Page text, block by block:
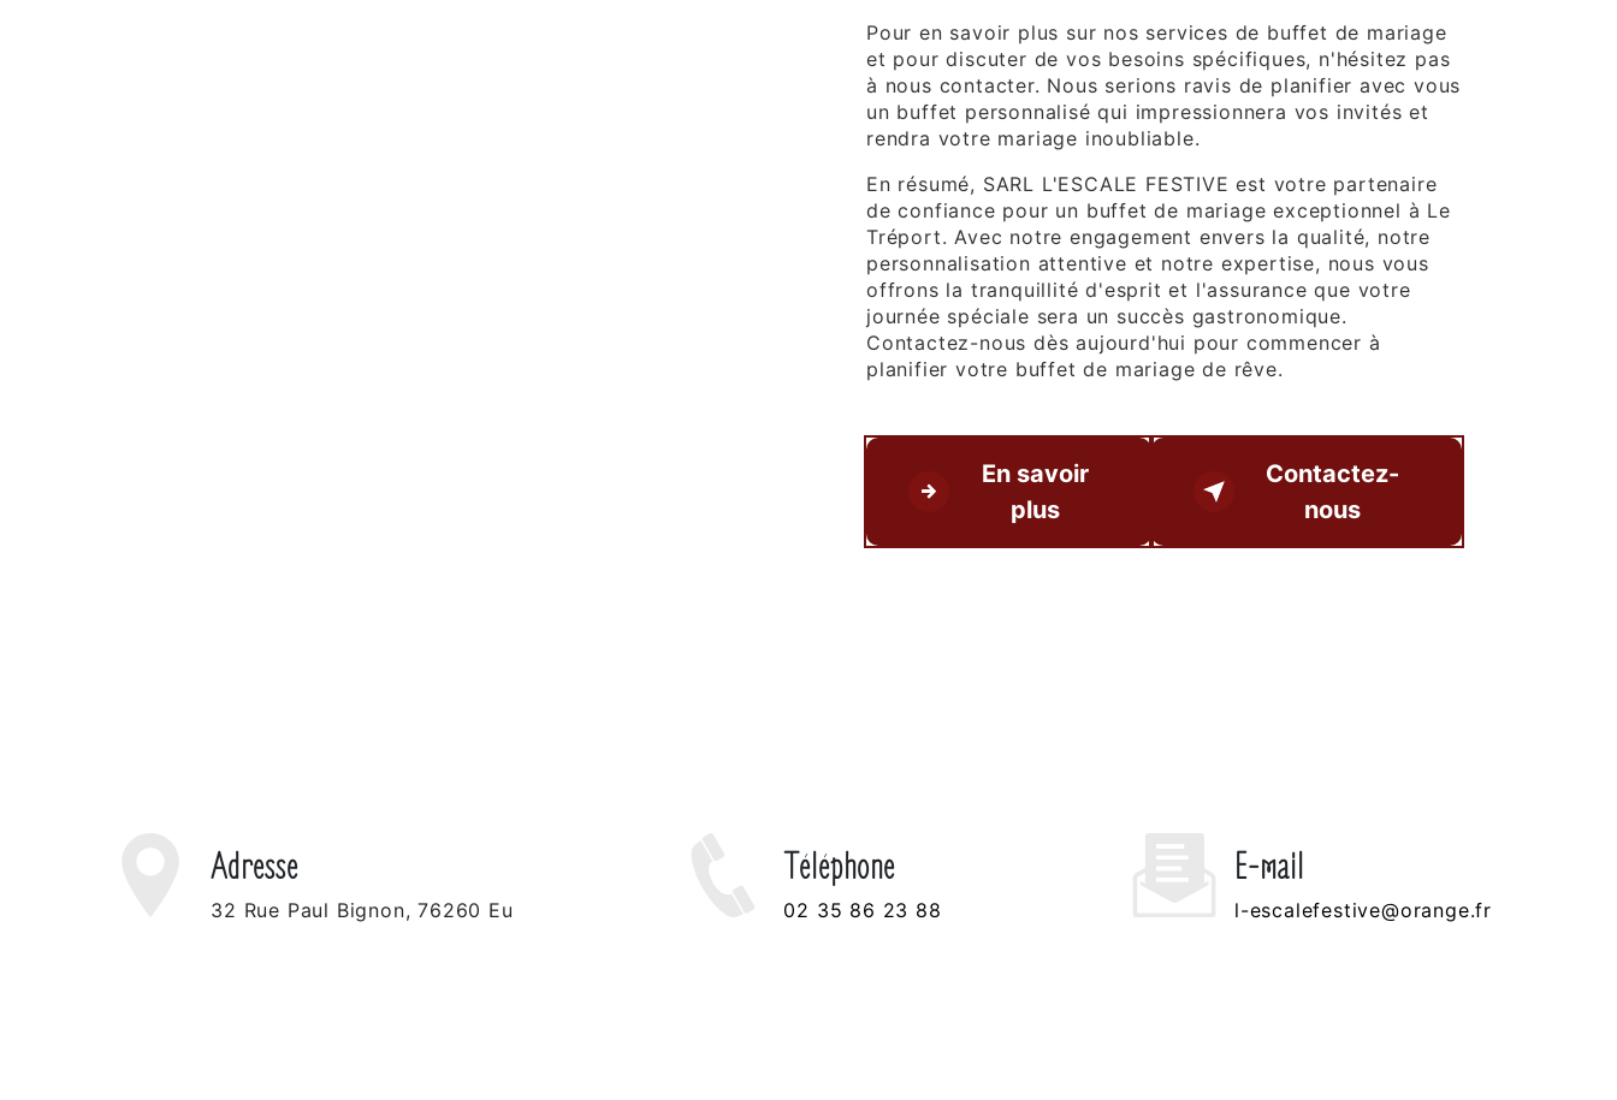
Pour en savoir plus sur nos services de buffet de mariage
et pour discuter de vos besoins spécifiques, n'hésitez pas
à nous contacter. Nous serions ravis de planifier avec vous
un buffet personnalisé qui impressionnera vos invités et
rendra votre mariage inoubliable.
En résumé, SARL L'ESCALE FESTIVE est votre partenaire
de confiance pour un buffet de mariage exceptionnel à Le
Tréport. Avec notre engagement envers la qualité, notre
personnalisation attentive et notre expertise, nous vous
offrons la tranquillité d'esprit et l'assurance que votre
journée spéciale sera un succès gastronomique.
Contactez-nous dès aujourd'hui pour commencer à
planifier votre buffet de mariage de rêve.
En savoir
plus
Contactez-
nous
Adresse
32 Rue Paul Bignon, 76260 Eu
Téléphone
02 35 86 23 88
E-mail
l-escalefestive@orange.fr